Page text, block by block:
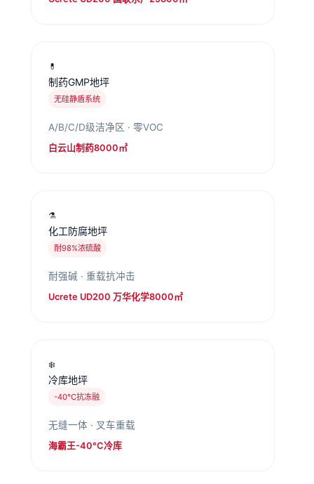
💊
制药GMP地坪
无硅静盾系统
A/B/C/D级洁净区 · 零VOC
白云山制药8000㎡
⚗️
化工防腐地坪
耐98%浓硫酸
耐强碱 · 重载抗冲击
Ucrete UD200 万华化学8000㎡
❄️
冷库地坪
-40°C抗冻融
无缝一体 · 叉车重载
海霸王-40°C冷库